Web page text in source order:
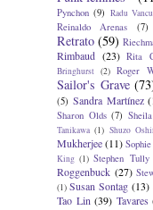
Pynchon (9) Radu Vancu
Reinaldo Arenas (7)
Retrato (59)
Rimbaud (23) Rita
Bringhurst (2) Roger
Sailor's Grave
(5) Sandra Martínez
Sharon Olds (7)
Tanikawa (1) Shuzo
Mukherjee (11)
King (1) Stephen
Roggenbuck (27)
(1) Susan Sontag (13)
Tao Lin (39) Tavares